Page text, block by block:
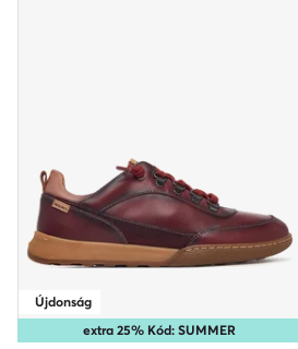
extra 25% Kód: SUMMER
Újdonság